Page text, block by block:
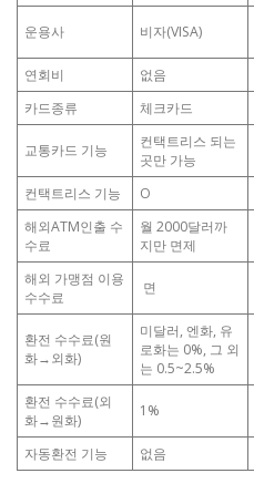
운용사 비자(VISA)
연회비 없음
카드종류
체크카드
교통카드 기능
컨택트리스 되는
곳만 가능
컨택트리스 기능 O
해외ATM인출 수
수료
월 2000달러까
지만 면제
해외 가맹점 이용
수수료
면
환전 수수료(원
화→외화)
미달러, 엔화, 유
로화는 0%, 그 외
는 0.5~2.5%
환전 수수료(외
화→원화)
1%
자동환전 기능 없음